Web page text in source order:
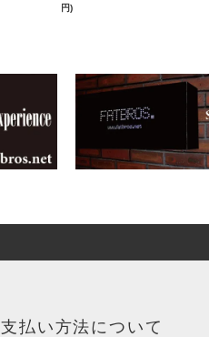
円)
支払い方法について